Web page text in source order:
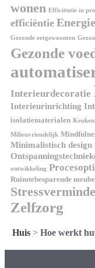
wonen Efficiëntie in
efficiëntie
Gezonde eetgewoonten
Gezonde
Interieurdecoratie
Interieurinrichting
isolatiematerialen
Milieuvriendelijk
Minimalistisch design
ontwikkeling
Ruimtebesparende
Zelfzorg
Huis> Hoe werkt